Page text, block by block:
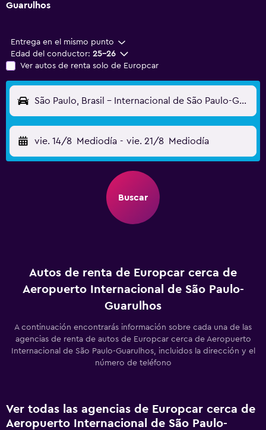
Guarulhos
Entrega en el mismo punto
Edad del conductor: 25-26
Ver autos de renta solo de Europcar
São Paulo, Brasil - Internacional de São Paulo-Guarulhos (GRU)
vie. 14/8 Mediodía - vie. 21/8 Mediodía
Buscar
Autos de renta de Europcar cerca de
Aeropuerto Internacional de São Paulo-
Guarulhos
A continuación encontrarás información sobre cada una de las
agencias de renta de autos de Europcar cerca de Aeropuerto
Internacional de São Paulo-Guarulhos, incluidos la dirección y el
número de teléfono
Ver todas las agencias de Europcar cerca de
Aeropuerto Internacional de São Paulo-